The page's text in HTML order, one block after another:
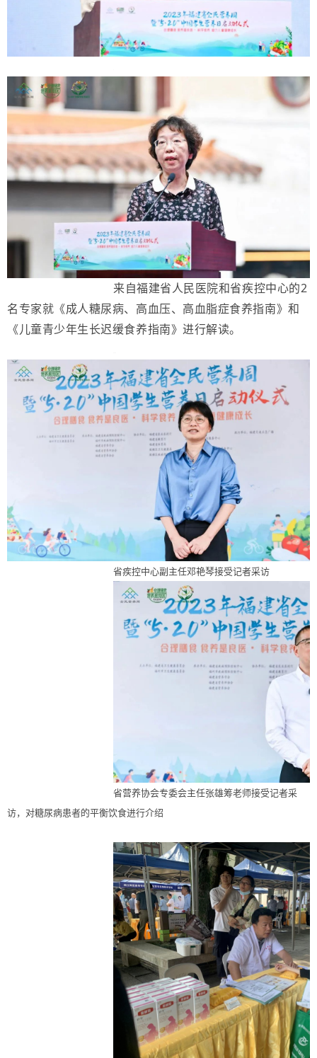
来自福建省人民医院和省疾控中心的2
名专家就《成人糖尿病、高血压、高血脂症食养指南》和
《儿童青少年生长迟缓食养指南》进行解读。
省疾控中心副主任邓艳琴接受记者采访
省营养协会专委会主任张雄筹老师接受记者采
访，对糖尿病患者的平衡饮食进行介绍